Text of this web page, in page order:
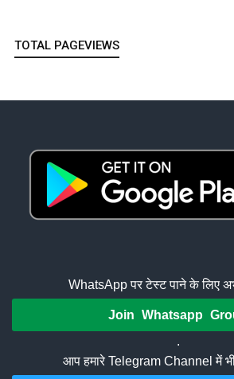
TOTAL PAGEVIEWS
WhatsApp पर टेस्ट पाने के लिए
Join Whatsapp
.
आप हमारे Telegram Channel में